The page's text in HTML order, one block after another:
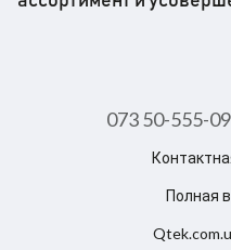
073 50-555-09
Полная